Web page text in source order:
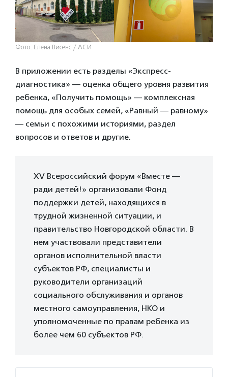
Фото: Елена Висенс / АСИ
В приложении есть разделы «Экспресс-
диагностика» — оценка общего уровня развития
ребенка, «Получить помощь» — комплексная
помощь для особых семей, «Равный — равному»
— семьи с похожими историями, раздел
вопросов и ответов и другие.
XV Всероссийский форум «Вместе —
ради детей!» организовали Фонд
поддержки детей, находящихся в
трудной жизненной ситуации, и
правительство Новгородской области. В
нем участвовали представители
органов исполнительной власти
субъектов РФ, специалисты и
руководители организаций
социального обслуживания и органов
местного самоуправления, НКО и
уполномоченные по правам ребенка из
более чем 60 субъектов РФ.